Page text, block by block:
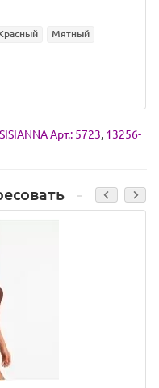
Мятный
Арт.: 5723, 13256-